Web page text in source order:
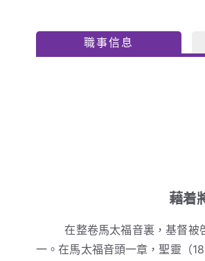
職事信息
藉着
在整卷馬太福音裏，基督被啓
一。在馬太福音頭一章，聖靈（